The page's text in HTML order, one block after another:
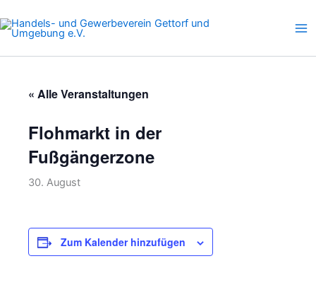
Inhalt
springen
« Alle Veranstaltungen
Flohmarkt in der
Fußgängerzone
30. August
Zum Kalender hinzufügen